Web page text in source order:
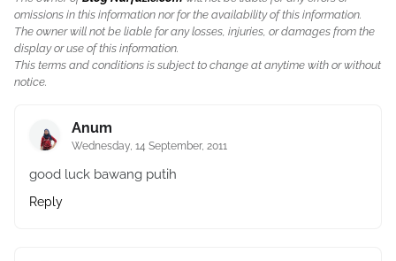
omissions in this information nor for the availability of this information.
The owner will not be liable for any losses, injuries, or damages from the
display or use of this information.
This terms and conditions is subject to change at anytime with or without
notice.
Anum
Wednesday, 14 September, 2011
good luck bawang putih
Reply